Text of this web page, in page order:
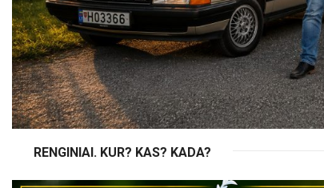
RENGINIAI. KUR? KAS? KADA?